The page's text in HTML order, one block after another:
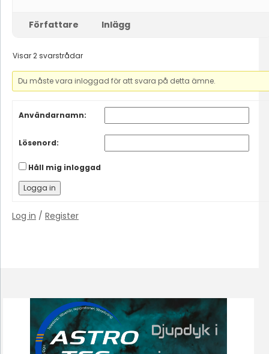
Författare Inlägg
Visar 2 svarstrådar
Du måste vara inloggad för att svara på detta ämne.
Användarnamn:
Lösenord:
Håll mig inloggad
Logga in
Log in / Register